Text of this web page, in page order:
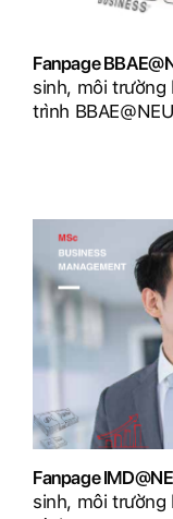
Fanpage
sinh, môi trường
trình BBAE@NEU
Fanpage
sinh, môi trường